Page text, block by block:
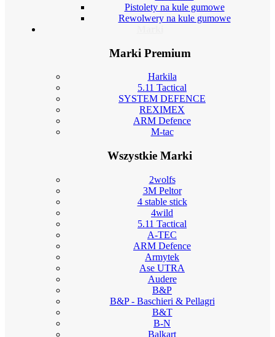
Pistolety na kule gumowe
Rewolwery na kule gumowe
Marki Premium
Harkila
5.11 Tactical
SYSTEM DEFENCE
REXIMEX
ARM Defence
M-tac
Wszystkie Marki
2wolfs
3M Peltor
4 stable stick
4wild
5.11 Tactical
A-TEC
ARM Defence
Armytek
Ase UTRA
Audere
B&P
B&P - Baschieri & Pellagri
B&T
B-N
Balkart